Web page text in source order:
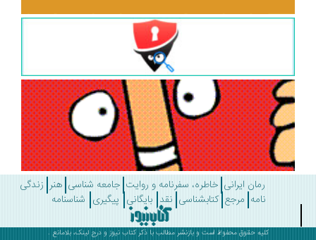
رمان ایرانی خاطره، سفرنامه و روایت جامعه شناسی هنر زندگی
مرجع کتابشناسی نقد بایگانی پیگیری شناسنامه
کلیه حقوق محفوظ است و بازنشر مطالب با ذکرکتاب نیوزو درج لینک، بلامانع .